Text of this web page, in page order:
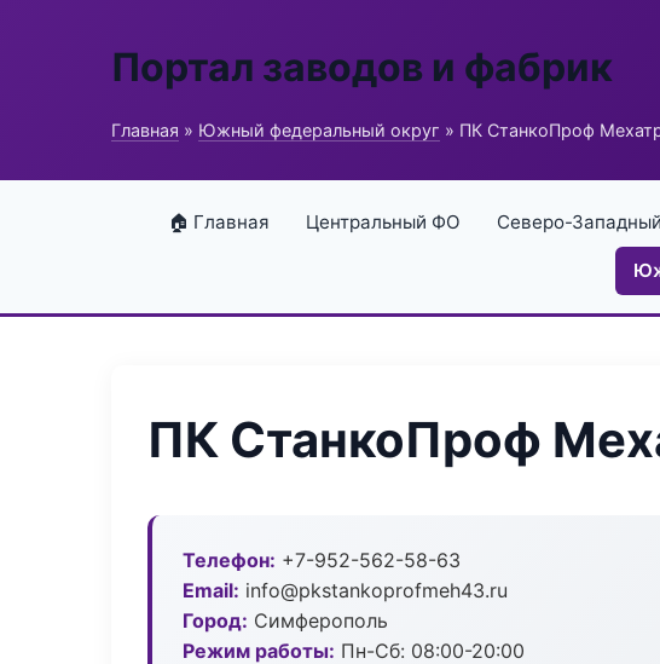
Портал заводов и фабрик
Главная » Южный федеральный округ » ПК СтанкоПроф
🏠 Главная Центральный ФО Северо-
ПК СтанкоПроф
Телефон: +7-952-562-58-63
Email: info@pkstankoprofmeh43.ru
Город: Симферополь
Режим работы: Пн-Сб: 08:00-20:00